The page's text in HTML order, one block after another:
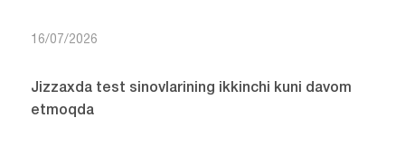
16/07/2026
Jizzaxda test sinovlarining ikkinchi kuni davom
etmoqda